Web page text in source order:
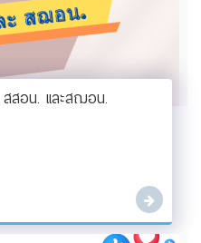
สอน. เเละสฌอน.